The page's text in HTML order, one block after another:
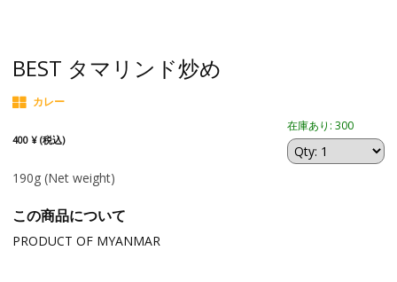
BEST タマリンド炒め
カレー
400 ¥ (税込)
在庫あり: 300
190g (Net weight)
この商品について
PRODUCT OF MYANMAR